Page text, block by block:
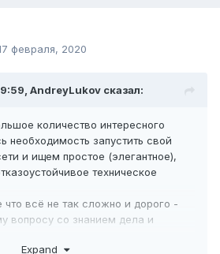
февраля, 2020
AndreyLukov сказал:
количество интересного
необходимость запустить свой
и ищем простое (элегантное),
техническое
что всё не так сложно и дорого -
вопросу со знанием дела и
нашу ситуацию, на данный момент
Expand